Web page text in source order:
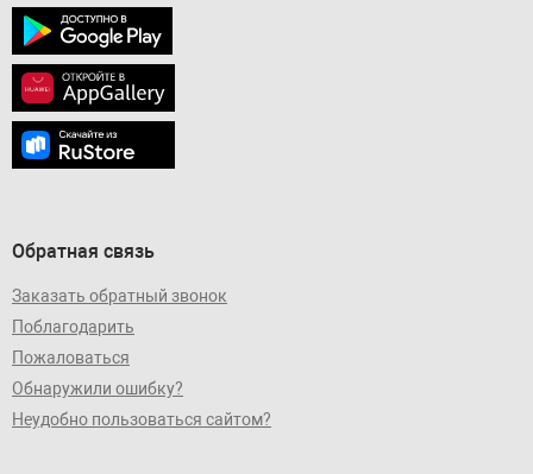
Обратная связь
Заказать обратный звонок
Поблагодарить
Пожаловаться
Обнаружили ошибку?
Неудобно пользоваться сайтом?